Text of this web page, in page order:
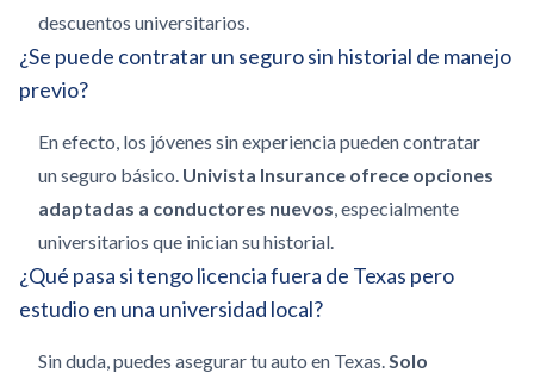
descuentos universitarios.
¿Se puede contratar un seguro sin historial de manejo
previo?
En efecto, los jóvenes sin experiencia pueden contratar
un seguro básico. Univista Insurance ofrece opciones
adaptadas a conductores nuevos, especialmente
universitarios que inician su historial.
¿Qué pasa si tengo licencia fuera de Texas pero
estudio en una universidad local?
Sin duda, puedes asegurar tu auto en Texas.Solo